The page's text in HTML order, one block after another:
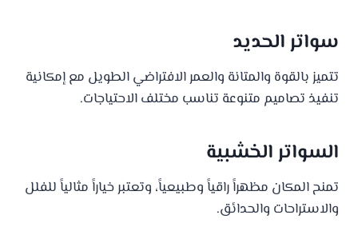
سواتر الحديد
تتميز بالقوة والمتانة والعمر الافتراضي الطويل مع إمكانية
تنفيذ تصاميم متنوعة تناسب مختلف الاحتياجات.
السواتر الخشبية
تمنح المكان مظهراً راقياً وطبيعياً، وتعتبر خياراً مثالياً للفلل
والاستراحات والحدائق.